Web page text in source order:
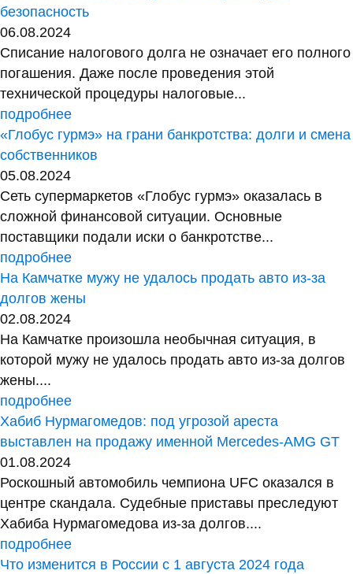
безопасность
06.08.2024
Списание налогового долга не означает его полного
погашения. Даже после проведения этой
технической процедуры налоговые...
подробнее
«Глобус гурмэ» на грани банкротства: долги и смена
собственников
05.08.2024
Сеть супермаркетов «Глобус гурмэ» оказалась в
сложной финансовой ситуации. Основные
поставщики подали иски о банкротстве...
подробнее
На Камчатке мужу не удалось продать авто из-за
долгов жены
02.08.2024
На Камчатке произошла необычная ситуация, в
которой мужу не удалось продать авто из-за долгов
жены....
подробнее
Хабиб Нурмагомедов: под угрозой ареста
выставлен на продажу именной Mercedes-AMG GT
01.08.2024
Роскошный автомобиль чемпиона UFC оказался в
центре скандала. Судебные приставы преследуют
Хабиба Нурмагомедова из-за долгов....
подробнее
Что изменится в России с 1 августа 2024 года